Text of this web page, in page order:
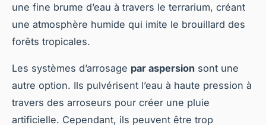
une fine brume d’eau à travers le terrarium, créant
une atmosphère humide qui imite le brouillard des
forêts tropicales.
Les systèmes d’arrosage par aspersion sont une
autre option. Ils pulvérisent l’eau à haute pression à
travers des arroseurs pour créer une pluie
artificielle. Cependant, ils peuvent être trop